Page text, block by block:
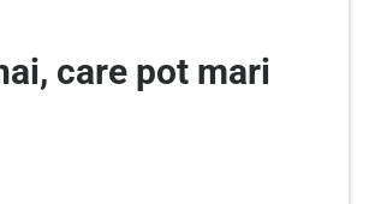
care pot mari